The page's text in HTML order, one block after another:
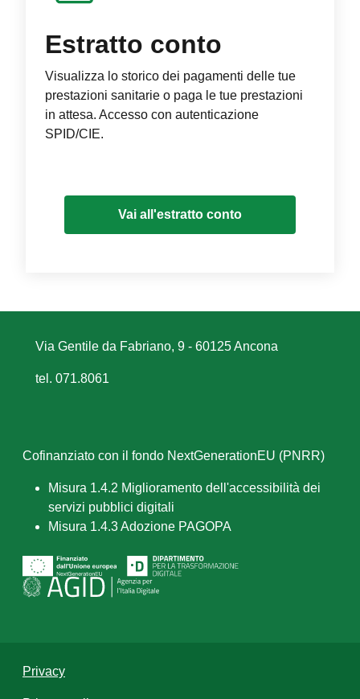
Estratto conto
Visualizza lo storico dei pagamenti delle tue
prestazioni sanitarie o paga le tue prestazioni
in attesa. Accesso con autenticazione
SPID/CIE.
Vai all'estratto conto
Via Gentile da Fabriano, 9 - 60125 Ancona
tel. 071.8061
Cofinanziato con il fondo NextGenerationEU (PNRR)
Misura 1.4.2 Miglioramento dell'accessibilità dei
servizi pubblici digitali
Misura 1.4.3 Adozione PAGOPA
Privacy